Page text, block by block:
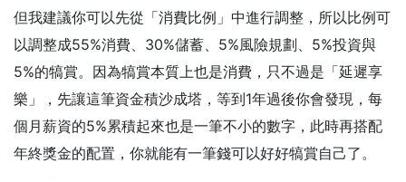
但我建議你可以先從「消費比例」中進行調整，所以比例可
以調整成55%消費、30%儲蓄、5%風險規劃、5%投資與
5%的犒賞。因為犒賞本質上也是消費，只不過是「延遲享
樂」，先讓這筆資金積沙成塔，等到1年過後你會發現，每
個月薪資的5%累積起來也是一筆不小的數字，此時再搭配
年終獎金的配置，你就能有一筆錢可以好好犒賞自己了。